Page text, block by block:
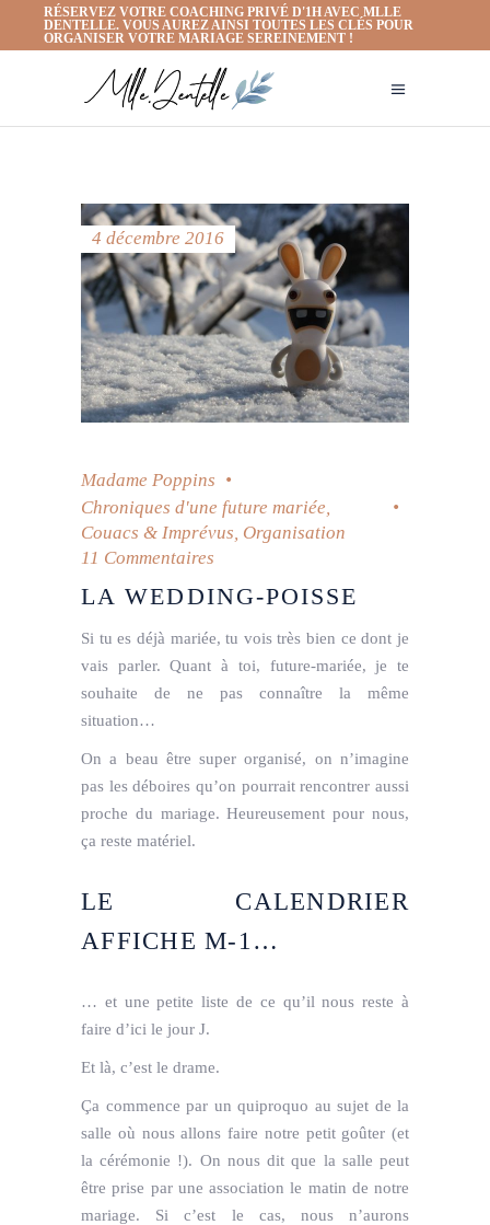
RÉSERVEZ VOTRE COACHING PRIVÉ D'1H AVEC MLLE
DENTELLE. VOUS AUREZ AINSI TOUTES LES CLÉS POUR
ORGANISER VOTRE MARIAGE SEREINEMENT !
4 décembre 2016
Madame Poppins
Chroniques d'une future mariée,
Couacs & Imprévus, Organisation
11 Commentaires
LA WEDDING-POISSE
Si tu es déjà mariée, tu vois très bien ce dont je
vais parler. Quant à toi, future-mariée, je te
souhaite de ne pas connaître la même
situation…
On a beau être super organisé, on n’imagine
pas les déboires qu’on pourrait rencontrer aussi
proche du mariage. Heureusement pour nous,
ça reste matériel.
LE CALENDRIER
AFFICHE M-1…
… et une petite liste de ce qu’il nous reste à
faire d’ici le jour J.
Et là, c’est le drame.
Ça commence par un quiproquo au sujet de la
salle où nous allons faire notre petit goûter (et
la cérémonie !). On nous dit que la salle peut
être prise par une association le matin de notre
mariage. Si c’est le cas, nous n’aurons